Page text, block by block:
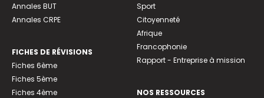
Annales BUT
Annales CRPE
FICHES DE RÉVISIONS
Fiches 6ème
Fiches 5ème
Fiches 4ème
Sport
Citoyenneté
Afrique
Francophonie
Rapport - Entreprise à mission
NOS RESSOURCES